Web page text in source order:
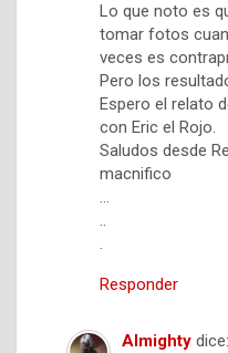
Lo que noto es
tomar fotos
veces es
Pero los
Espero el relato
con Eric el Rojo.
Saludos desde
macnifico
…
..
.
Responder
Almighty dice: